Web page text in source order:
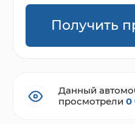
Получить
Данный
просмотрели0